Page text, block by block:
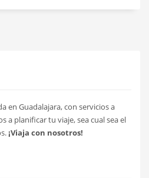
en Guadalajara, con servicios a
a planificar tu viaje, sea cual sea el
¡Viaja con nosotros!